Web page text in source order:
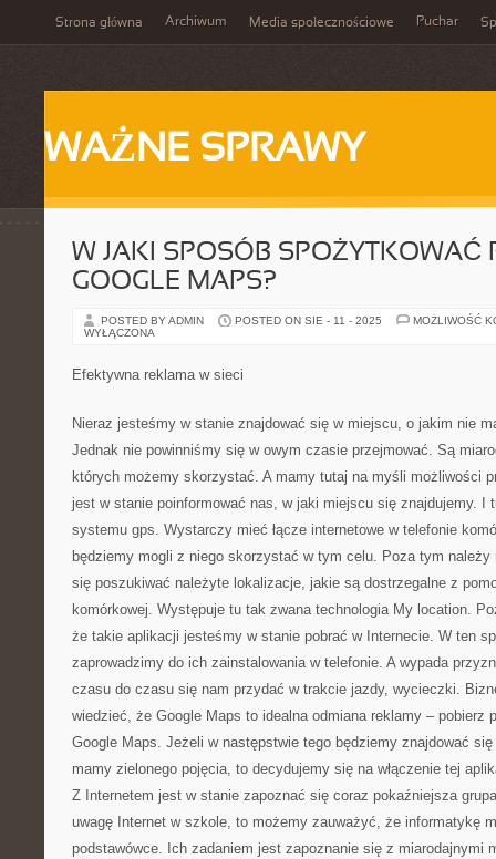
Strona główna Archiwum Media społecznościowe Puchar
WAŻNE SPRAWY
W JAKI SPOSÓB SPOŻYTKOWAĆ
GOOGLE MAPS?
POSTED BY ADMIN POSTED ON SIE - 11 - 2025
MOŻLIWOŚĆ
WYŁĄCZONA
Efektywna reklama w sieci
Nieraz jesteśmy w stanie znajdować się w miejscu, o jakim nie
Jednak nie powinniśmy się w owym czasie przejmować. Są
których możemy skorzystać. A mamy tutaj na myśli możliwości
jest w stanie poinformować nas, w jaki miejscu się znajdujemy. I
systemu gps. Wystarczy mieć łącze internetowe w telefonie
będziemy mogli z niego skorzystać w tym celu. Poza tym
się poszukiwać należyte lokalizacje, jakie są dostrzegalne z
komórkowej. Występuje tu tak zwana technologia My location.
że takie aplikacji jesteśmy w stanie pobrać w Internecie. W ten
zaprowadzimy do ich zainstalowania w telefonie. A wypada
czasu do czasu się nam przydać w trakcie jazdy, wycieczki.
wiedzieć, że Google Maps to idealna odmiana reklamy – pobierz
Google Maps. Jeżeli w następstwie tego będziemy znajdować
mamy zielonego pojęcia, to decydujemy się na włączenie tej
Z Internetem jest w stanie zapoznać się coraz pokaźniejsza
uwagę Internet w szkole, to możemy zauważyć, że informatykę
podstawówce. Ich zadaniem jest zapoznanie się z miarodajnymi